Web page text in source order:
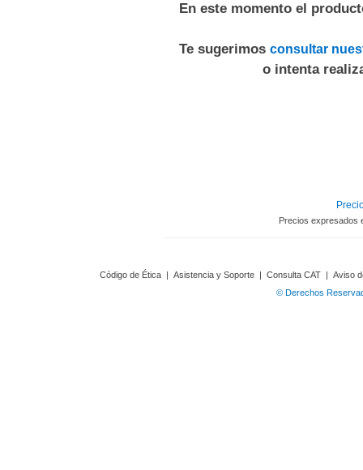
En este momento el
Te sugerimos consultar
o intenta
Precios expresados
Código de Ética | Asistencia y Soporte | Consulta CAT | Aviso
© Derechos